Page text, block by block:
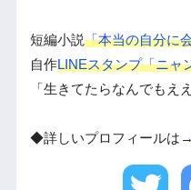
短編小説「本当の自分に
自作LINEスタンプ「ニャ
「生きてたらなんでもえ
◆詳しいプロフィールは→